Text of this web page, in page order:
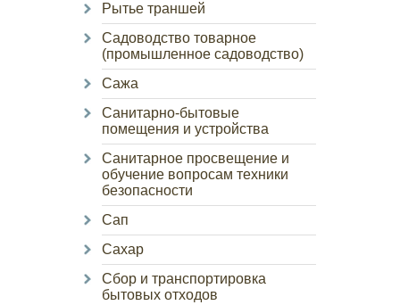
Рытье траншей
Садоводство товарное
(промышленное садоводство)
Сажа
Санитарно-бытовые
помещения и устройства
Санитарное просвещение и
обучение вопросам техники
безопасности
Сап
Сахар
Сбор и транспортировка
бытовых отходов